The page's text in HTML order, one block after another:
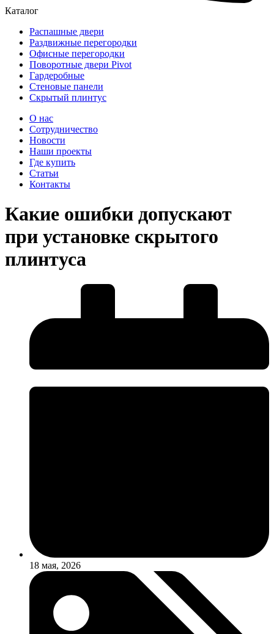
Каталог
Распашные двери
Раздвижные перегородки
Офисные перегородки
Поворотные двери Pivot
Гардеробные
Стеновые панели
Скрытый плинтус
О нас
Сотрудничество
Новости
Наши проекты
Где купить
Статьи
Контакты
Какие ошибки допускают
при установке скрытого
плинтуса
18 мая, 2026